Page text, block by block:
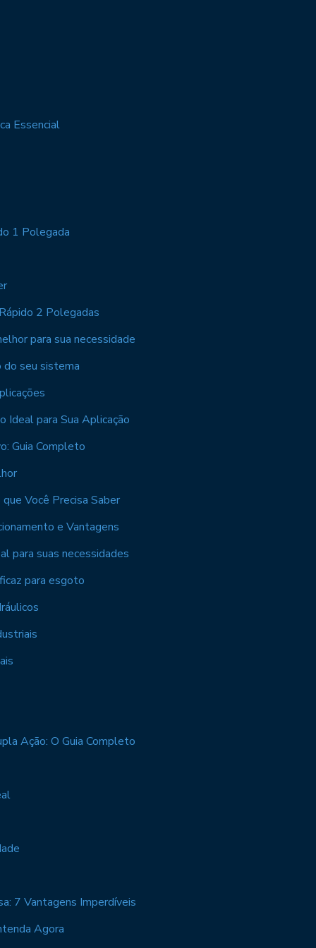
Essencial
1 Polegada
2 Polegadas
para sua necessidade
do seu sistema
Ideal para Sua Aplicação
Guia Completo
Você Precisa Saber
e Vantagens
para suas necessidades
para esgoto
Ação: O Guia Completo
7 Vantagens Imperdíveis
Agora